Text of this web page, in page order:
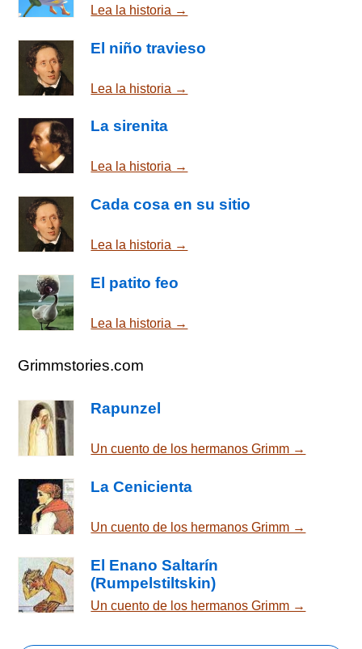
Lea la historia →
El niño travieso
Lea la historia →
La sirenita
Lea la historia →
Cada cosa en su sitio
Lea la historia →
El patito feo
Lea la historia →
Grimmstories.com
Rapunzel
Un cuento de los hermanos Grimm →
La Cenicienta
Un cuento de los hermanos Grimm →
El Enano Saltarín
(Rumpelstiltskin)
Un cuento de los hermanos Grimm →